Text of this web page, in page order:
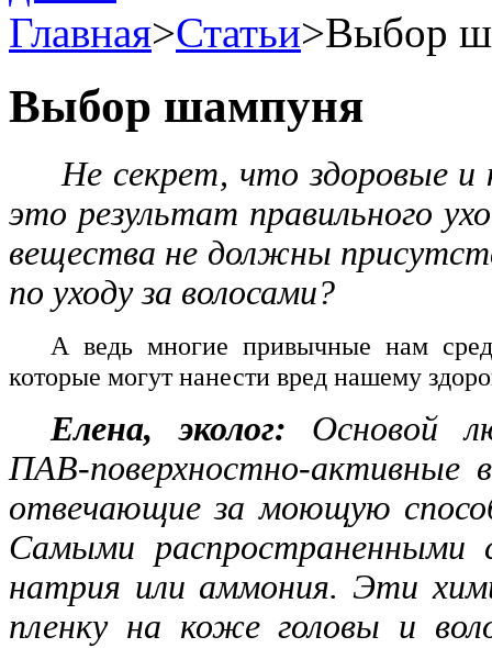
Главная>Статьи>Выбор
Выбор шампуня
Не секрет, что здоровые и
это результат правильного
вещества не должны
по уходу за волосами?
А ведь многие привычные нам
которые могут нанести вред нашему
Елена, эколог:
Основой
ПАВ-поверхностно-активные
отвечающие за моющую
Самыми распространенными
натрия или аммония. Эти
пленку на коже головы и